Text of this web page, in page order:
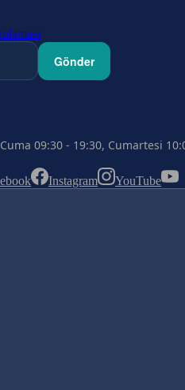
Gönder
09:30 - 19:30, Cumartesi
Instagram YouTube